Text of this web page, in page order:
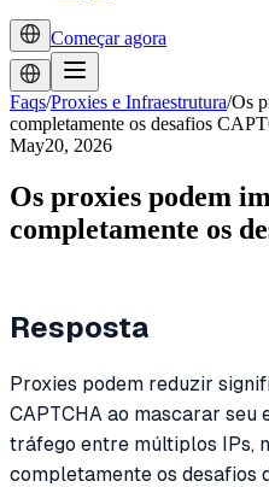
Começar agora
Faqs/Proxies e Infraestrutura/Os
completamente os desafios
May20, 2026
Os proxies podem
completamente os
Resposta
Proxies podem reduzir
CAPTCHA ao mascarar
tráfego entre múltiplos IPs,
completamente os desafios